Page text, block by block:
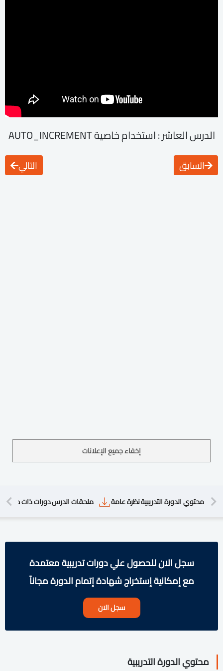
الدرس العاشر : استخدام خاصية AUTO_INCREMENT
السابق التالي
إخفاء جميع الإعلانات
محتوي الدورة التدريبيةنظرة عامة ملحقات الدرسدورات ذات صلة
سجل الان للحصول علي دورات تدريبية معتمدة
مع إمكانية إستخراج شهادة إتمام الدورة مجاناً
سجل الان
محتوي الدورة التدريبية